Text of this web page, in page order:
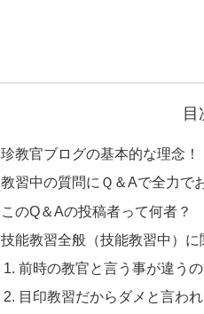
目
珍教官ブログの基本的な理念！
教習中の質問にＱ＆Aで全力で
このQ＆Aの投稿者って何者？
技能教習全般（技能教習中）
前時の教官と言う事が違う
目印教習だからダメと言わ